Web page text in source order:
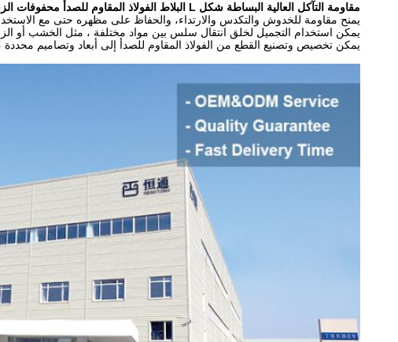
مقاومة التآكل العالية البساطة شكل L البلاط الفولاذ المقاوم للصدأ محفوفات الزخرفية
يمنح مقاومة للخدوش والتكدس والارتداء، والحفاظ على مظهره حتى مع
يمكن استخدام التجميل لخلق انتقال سلس بين مواد مختلفة ، مثل الخشب أو
يمكن تخصيص وتصنيع القطع من الفولاذ المقاوم للصدأ إلى أبعاد وتصاميم